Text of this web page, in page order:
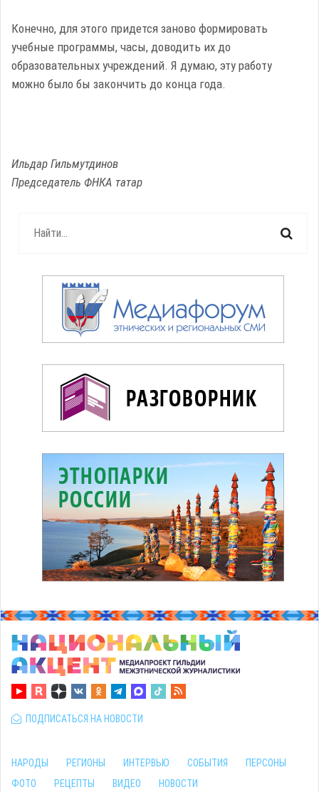
Конечно, для этого придется заново формировать
учебные программы, часы, доводить их до
образовательных учреждений. Я думаю, эту работу
можно было бы закончить до конца года.
Ильдар Гильмутдинов
Председатель ФНКА татар
ПОДПИСАТЬСЯ НА НОВОСТИ
НАРОДЫ РЕГИОНЫ ИНТЕРВЬЮ СОБЫТИЯ
ПЕРСОНЫ
ФОТО
РЕЦЕПТЫ ВИДЕО НОВОСТИ